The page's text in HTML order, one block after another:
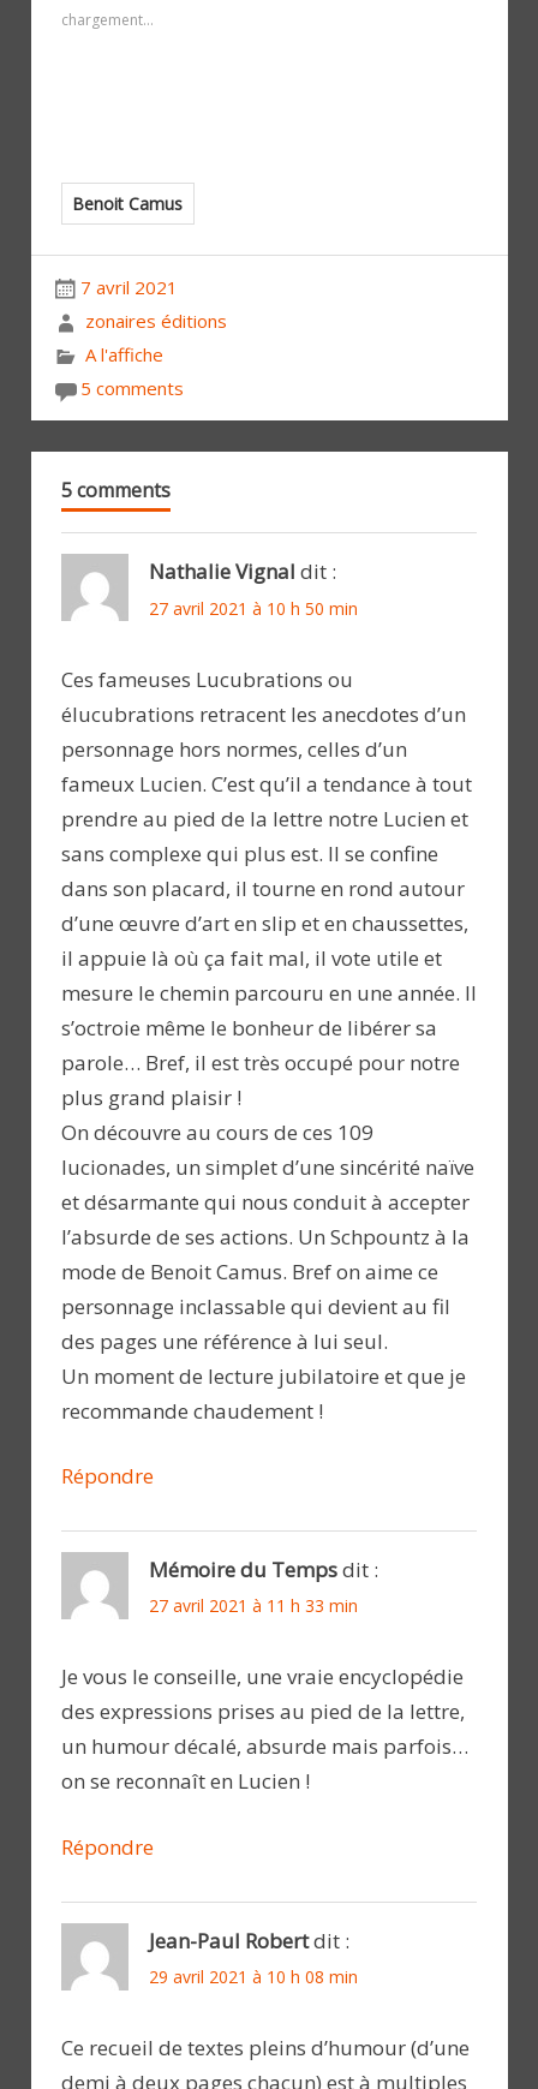
chargement…
Benoit Camus
7 avril 2021
zonaires éditions
A l'affiche
5 comments
5 comments
Nathalie Vignal dit :
27 avril 2021 à 10 h 50 min
Ces fameuses Lucubrations ou
élucubrations retracent les anecdotes d’un
personnage hors normes, celles d’un
fameux Lucien. C’est qu’il a tendance à tout
prendre au pied de la lettre notre Lucien et
sans complexe qui plus est. Il se confine
dans son placard, il tourne en rond autour
d’une œuvre d’art en slip et en chaussettes,
il appuie là où ça fait mal, il vote utile et
mesure le chemin parcouru en une année. Il
s’octroie même le bonheur de libérer sa
parole… Bref, il est très occupé pour notre
plus grand plaisir !
On découvre au cours de ces 109
lucionades, un simplet d’une sincérité naïve
et désarmante qui nous conduit à accepter
l’absurde de ses actions. Un Schpountz à la
mode de Benoit Camus. Bref on aime ce
personnage inclassable qui devient au fil
des pages une référence à lui seul.
Un moment de lecture jubilatoire et que je
recommande chaudement !
Répondre
Mémoire du Tempsdit :
27 avril 2021 à 11 h 33 min
Je vous le conseille, une vraie encyclopédie
des expressions prises au pied de la lettre,
un humour décalé, absurde mais parfois…
on se reconnaît en Lucien !
Répondre
Jean-Paul Robertdit :
29 avril 2021 à 10 h 08 min
Ce recueil de textes pleins d’humour (d’une
demi à deux pages chacun) est à multiples